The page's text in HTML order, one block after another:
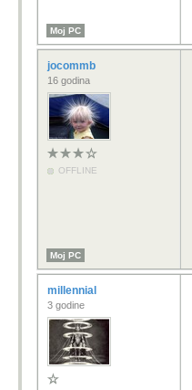
Moj PC
jocommb
16 godina
OFFLINE
Moj PC
millennial
3 godine